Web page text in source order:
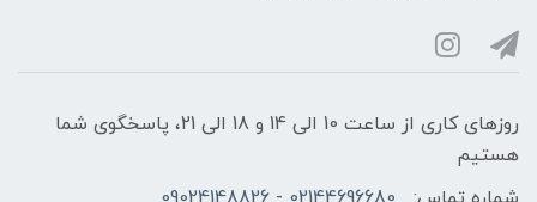
روزهای کاری از ساعت 10 الی 14 و 18 الی 21، پاسخگوی شما
هستیم